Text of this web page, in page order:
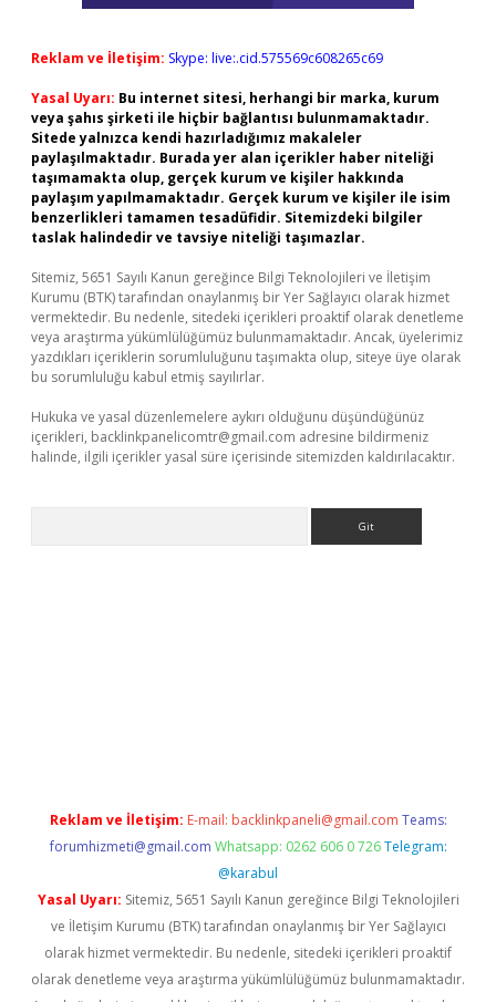
Reklam ve İletişim: Skype: live:.cid.575569c608265c69
Yasal Uyarı: Bu internet sitesi, herhangi bir marka, kurum
veya şahıs şirketi ile hiçbir bağlantısı bulunmamaktadır.
Sitede yalnızca kendi hazırladığımız makaleler
paylaşılmaktadır. Burada yer alan içerikler haber niteliği
taşımamakta olup, gerçek kurum ve kişiler hakkında
paylaşım yapılmamaktadır. Gerçek kurum ve kişiler ile isim
benzerlikleri tamamen tesadüfidir. Sitemizdeki bilgiler
taslak halindedir ve tavsiye niteliği taşımazlar.
Sitemiz, 5651 Sayılı Kanun gereğince Bilgi Teknolojileri ve İletişim
Kurumu (BTK) tarafından onaylanmış bir Yer Sağlayıcı olarak hizmet
vermektedir. Bu nedenle, sitedeki içerikleri proaktif olarak denetleme
veya araştırma yükümlülüğümüz bulunmamaktadır. Ancak, üyelerimiz
yazdıkları içeriklerin sorumluluğunu taşımakta olup, siteye üye olarak
bu sorumluluğu kabul etmiş sayılırlar.
Hukuka ve yasal düzenlemelere aykırı olduğunu düşündüğünüz
içerikleri, backlinkpanelicomtr@gmail.com adresine bildirmeniz
halinde, ilgili içerikler yasal süre içerisinde sitemizden kaldırılacaktır.
Reklam ve İletişim: E-mail: backlinkpaneli@gmail.com Teams:
forumhizmeti@gmail.com Whatsapp: 0262 606 0 726 Telegram:
@karabul
Yasal Uyarı: Sitemiz, 5651 Sayılı Kanun gereğince Bilgi Teknolojileri
ve İletişim Kurumu (BTK) tarafından onaylanmış bir Yer Sağlayıcı
olarak hizmet vermektedir. Bu nedenle, sitedeki içerikleri proaktif
olarak denetleme veya araştırma yükümlülüğümüz bulunmamaktadır.